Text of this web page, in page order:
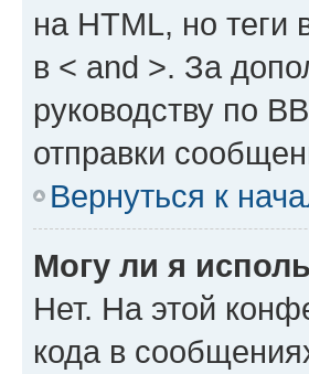
на HTML, но теги
в < and >. За
руководству по
отправки
Вернуться к
Могу ли я
Нет. На этой
кода в